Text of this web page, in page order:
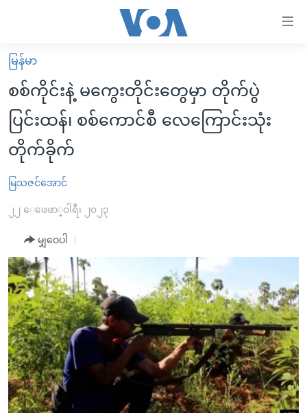
လွယ်ကူ
စေ
သည့်
Link
များ
ပင်မ
အကြောင်းအရာ
သို့
ကျော်
ကြည့်
ရန်
ပင်မ
အ
ညွန်း
စာမျက်နှာ
သို့
ကျော်
ကြည့်
မူလစာမျက်နှာ
မြန်မာ
ကမ္ဘာ့သတင်းများ
နိုင်ငံတကာ
အစ္စရေး-ပါလက်စတိုင်း
ဗွီဒီယို
အင်္ဂလိပ်စာလေ့လာမယ်
အမေရိကန်သုံးအီဒီယံ
မကြေးမုံရဲ့ အင်္ဂလိပ်စာ
ရုပ်ရှင်ထဲက အင်္ဂလိပ်စာ
သုတပဒေသာ အင်္ဂလိပ်စာ
အပတ်စဉ်ကဏ္ဍများ
ရေဒီယို
တီဗွီ
ရေဒီယိုနှင့်ရုပ်သံ အချက်အလက်များ
ရေဒီယို/တီဗွီအစီအစဉ်
Learning English
ဗွီအိုအေ လူမှုကွန်ယက်များ
မြန်မာ
စစ်ကိုင်းနဲ့ မကွေးတိုင်းတွေမှာ တိုက်ပွဲ
ပြင်းထန်၊ စစ်ကောင်စီ လေကြောင်းသုံး
တိုက်ခိုက်
မြသဇင်အောင်
၂၂ ေဖေဖာ္၀ါရီ၊ ၂၀၂၃
မျှဝေပါ